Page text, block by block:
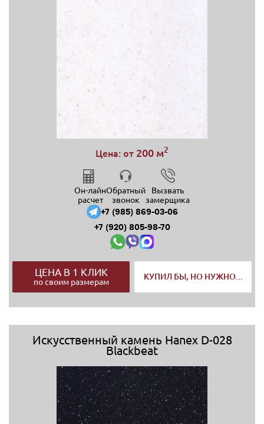
Цена: от 200 м2
Он-лайн
расчет
Обратный
звонок
Вызвать
замерщика
+7 (985) 869-03-06
+7 (920) 805-98-70
ЦЕНА В 1 КЛИК
по своим размерам
КУПИЛ БЫ, НО НУЖНО...
Искусственный камень Hanex D-028
Blackbeat